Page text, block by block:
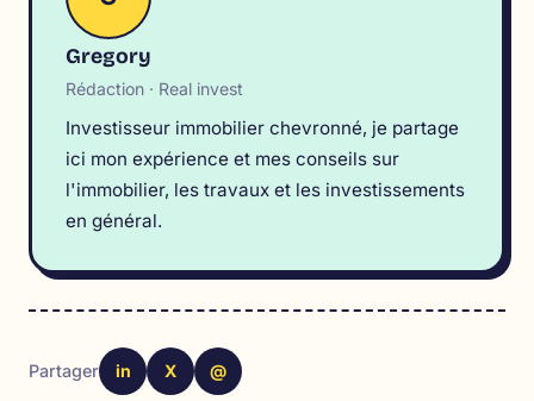
Gregory
Rédaction · Real invest
Investisseur immobilier chevronné, je partage
ici mon expérience et mes conseils sur
l'immobilier, les travaux et les investissements
en général.
Partager in X @